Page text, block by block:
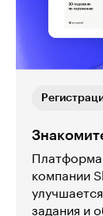
Платформа
компании
задания и